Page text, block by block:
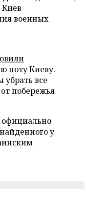
военных
ноту Киеву.
убрать все
побережья
у